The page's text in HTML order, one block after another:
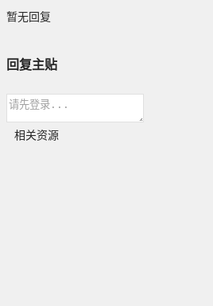
暂无回复
回复主贴
相关资源